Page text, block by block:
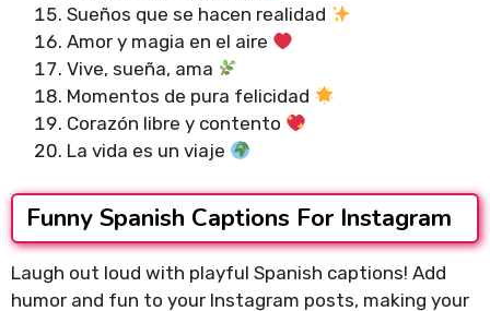
Sueños que se hacen realidad
Amor y magia en el aire
Vive, sueña, ama
Momentos de pura felicidad
Corazón libre y contento
La vida es un viaje
Funny Spanish Captions For Instagram
Laugh out loud with playful Spanish captions! Add
humor and fun to your Instagram posts, making your